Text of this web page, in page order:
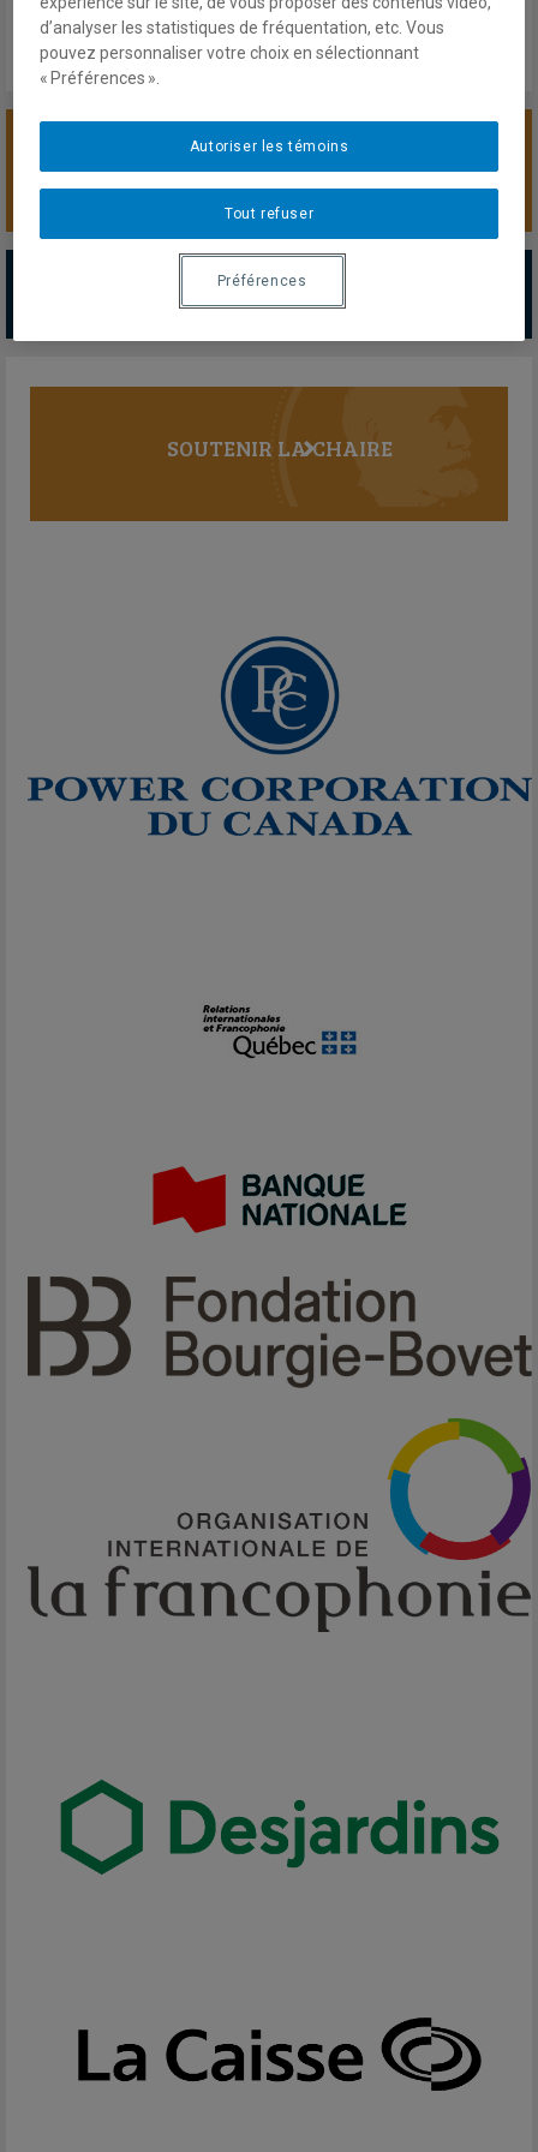
SOUTENIR LA CHAIRE
PARTENAIRES MAJEURS
Tous les partenaires
SOUTENIR LA CHAIRE
d’analyser les statistiques de fréquentation, etc. Vous
pouvez personnaliser votre choix en sélectionnant
« Préférences ».
Tout refuser
Autoriser les témoins
Préférences